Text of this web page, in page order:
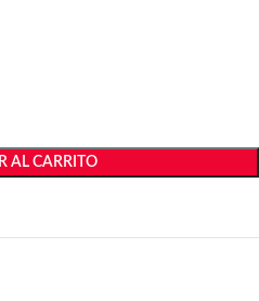
AL CARRITO